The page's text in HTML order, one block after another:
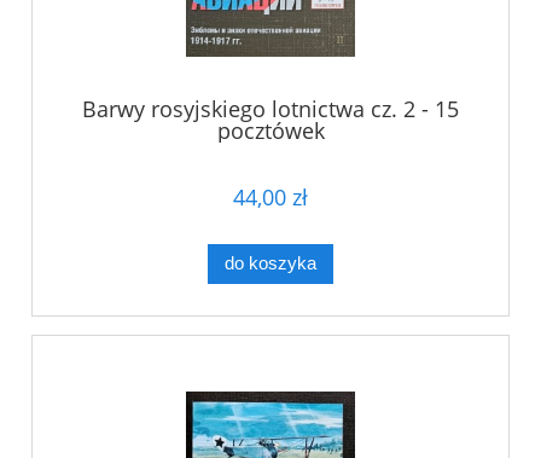
Barwy rosyjskiego lotnictwa cz. 2 - 15
pocztówek
44,00 zł
do koszyka